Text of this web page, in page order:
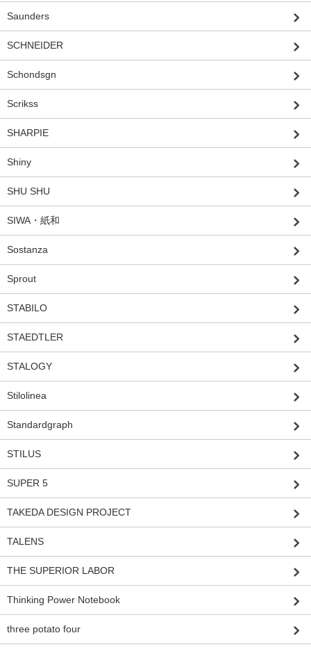
Saunders
SCHNEIDER
Schondsgn
Scrikss
SHARPIE
Shiny
SHU SHU
SIWA・紙和
Sostanza
Sprout
STABILO
STAEDTLER
STALOGY
Stilolinea
Standardgraph
STILUS
SUPER 5
TAKEDA DESIGN PROJECT
TALENS
THE SUPERIOR LABOR
Thinking Power Notebook
three potato four